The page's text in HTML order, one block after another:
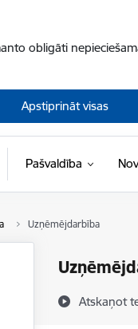
obligāti
Apstiprināt visas
Pašvaldība
Uzņēmējdarbība
Atskaņot